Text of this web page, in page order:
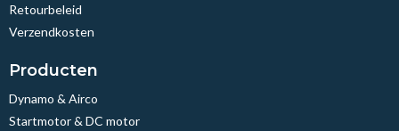
Retourbeleid
Verzendkosten
Producten
Dynamo & Airco
Startmotor & DC motor